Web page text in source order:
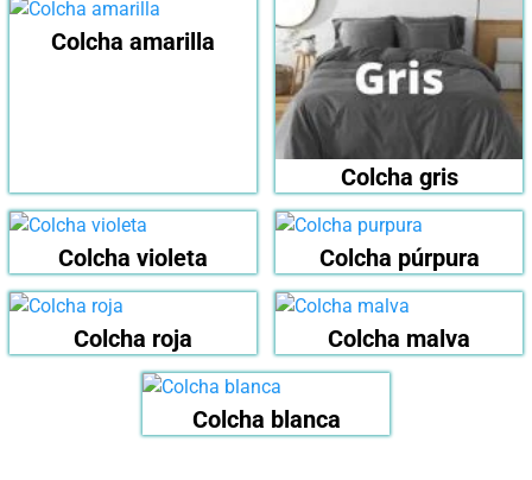
Colcha amarilla
Colcha gris
Colcha violeta Colcha púrpura
Colcha roja Colcha malva
Colcha blanca